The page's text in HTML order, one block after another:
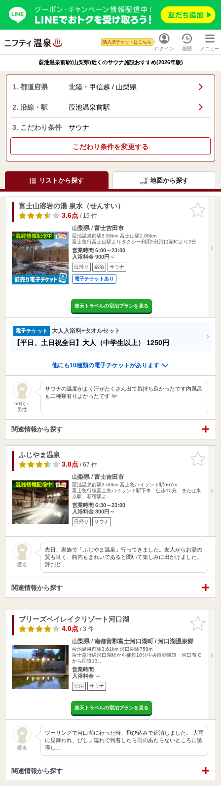
ログイン
購入済チケットはこちら
履歴 メニュー
葭池温泉前駅(山梨県)近くのサウナ施設おすすめ(2026年版)
1. 都道府県 北陸・甲信越 / 山梨県
2. 沿線・駅 葭池温泉前駅
3. こだわり条件 サウナ
こだわり条件を変更する
リストから探す 地図から探す
お気に入
りに追加
富士山溶岩の湯 泉水（せんすい）
3.6点/ 19 件
山梨県 / 富士吉田市
葭池温泉前駅3.59km 富士山駅1.06km
富士急行富士山駅よりタクシー利用5分河口湖ICより2分
営業時間 6:00～23:00
入浴料金 900円～
日帰り 宿泊 サウナ
電子チケットあり
楽天トラベルの宿泊プランを見る
電子チケット 大人入浴料+タオルセット
【平日、土日祝全日】大人（中学生以上） 1250円
他にも10種類の電子チケットがあります
50代～
男性
サウナの温度がよく汗がたくさん出て気持ち良かったです内風呂
も二種類有りよかったです や
関連情報から探す
お気に入
りに追加
ふじやま温泉
3.8点/ 67 件
山梨県 / 富士吉田市
葭池温泉前駅3.60km 富士急ハイランド駅667m
富士急行線富士急ハイランド駅下車 徒歩10分、または東
京駅、新宿駅よ…
営業時間 6:30～23:00
入浴料金 800円～
日帰り サウナ
匿名
先日、家族で「ふじやま温泉」行ってきました。友人からお湯の
質も良く、館内もきれいであると聞いて楽しみに出かけました。
評判ど…
関連情報から探す
お気に入
りに追加
ブリーズベイレイクリゾート河口湖
4.0点/ 3 件
山梨県 / 南都留郡富士河口湖町 / 河口湖温泉郷
葭池温泉前駅3.61km 河口湖駅758m
富士急行線河口湖駅から徒歩10分中央自動車道・河口湖IC
から国道13…
営業時間
入浴料金 ～
宿泊 サウナ
楽天トラベルの宿泊プランを見る
匿名
ツーリングで河口湖に行った時、飛び込みで宿泊しました。 大雨
に見舞われ、びしょ濡れで到着したら雨のあたらないところに誘
導し…
関連情報から探す